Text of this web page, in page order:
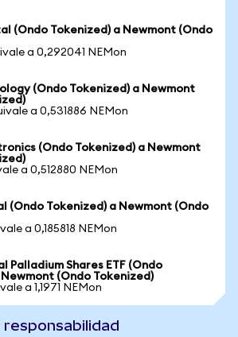
(Ondo Tokenized) a Newmont (Ondo
a 0,292041 NEMon
(Ondo Tokenized) a Newmont
a 0,531886 NEMon
(Ondo Tokenized) a Newmont
a 0,512880 NEMon
(Ondo Tokenized) a Newmont (Ondo
a 0,185818 NEMon
Palladium Shares ETF (Ondo
(Ondo Tokenized)
a 1,1971 NEMon